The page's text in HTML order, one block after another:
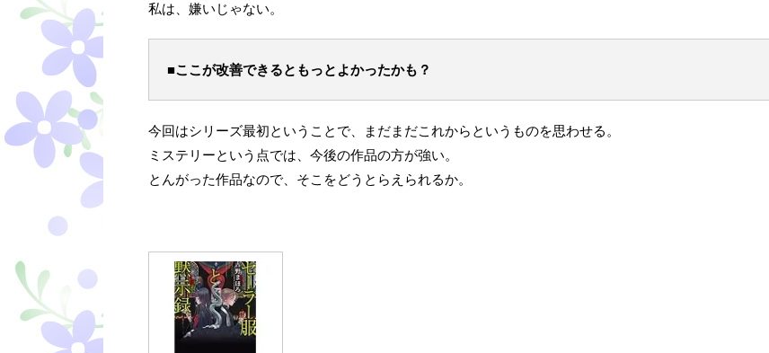
私は、嫌いじゃない。
■ここが改善できるともっとよかったかも？
今回はシリーズ最初ということで、まだまだこれからというものを思わせる。
ミステリーという点では、今後の作品の方が強い。
とんがった作品なので、そこをどうとらえられるか。